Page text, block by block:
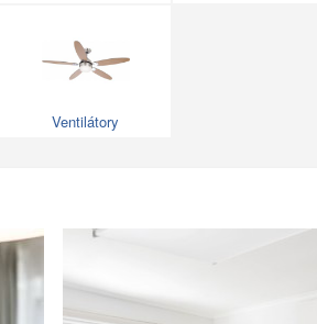
Ventilátory